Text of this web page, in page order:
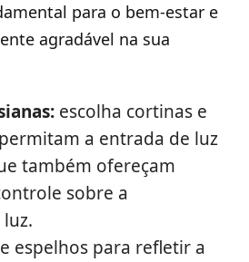
para o bem-estar e
agradável na sua
escolha cortinas e
a entrada de luz
também ofereçam
sobre a
espelhos para refletir a